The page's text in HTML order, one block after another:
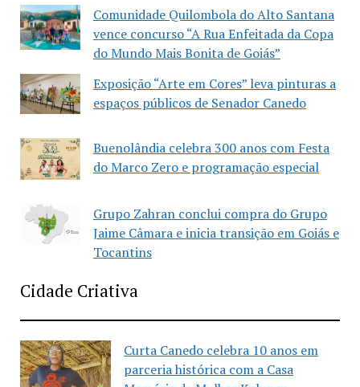
Comunidade Quilombola do Alto Santana
vence concurso “A Rua Enfeitada da Copa
do Mundo Mais Bonita de Goiás”
Exposição “Arte em Cores” leva pinturas a
espaços públicos de Senador Canedo
Buenolândia celebra 300 anos com Festa
do Marco Zero e programação especial
Grupo Zahran conclui compra do Grupo
Jaime Câmara e inicia transição em Goiás e
Tocantins
Cidade Criativa
Curta Canedo celebra 10 anos em
parceria histórica com a Casa